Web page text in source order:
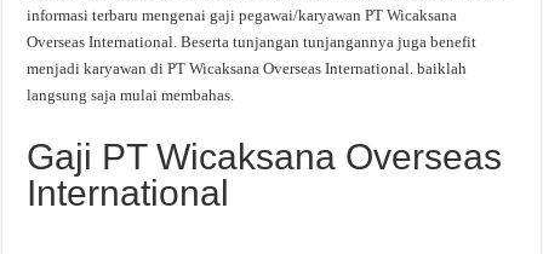
informasi terbaru mengenai gaji pegawai/karyawan PT Wicaksana
Overseas International. Beserta tunjangan tunjangannya juga benefit
menjadi karyawan di PT Wicaksana Overseas International. baiklah
langsung saja mulai membahas.
Gaji PT Wicaksana Overseas
International